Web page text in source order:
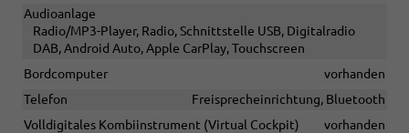
Audioanlage
Radio/MP3-Player, Radio, Schnittstelle USB, Digitalradio
DAB, Android Auto, Apple CarPlay, Touchscreen
Bordcomputer
vorhanden
Telefon
Freisprecheinrichtung, Bluetooth
Volldigitales Kombiinstrument (Virtual Cockpit)
vorhanden